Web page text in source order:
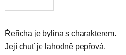
Řeřicha je bylina s charakterem.
Její chuť je lahodně pepřová,